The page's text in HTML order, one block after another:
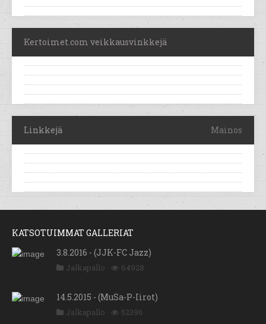
Kertoimet.com veikkausvinkkejä
Linkkejä Mainos
KATSOTUIMMAT GALLERIAT
3.8.2016 - (JJK-FC Jazz)
Jalkapallo 64928
14.5.2015 - (MuSa-P-Iirot)
Jalkapallo 52396